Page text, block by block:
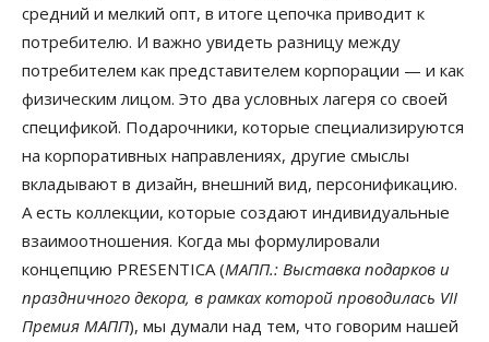
средний и мелкий опт, в итоге цепочка приводит к
потребителю. И важно увидеть разницу между
потребителем как представителем корпорации — и как
физическим лицом. Это два условных лагеря со своей
спецификой. Подарочники, которые специализируются
на корпоративных направлениях, другие смыслы
вкладывают в дизайн, внешний вид, персонификацию.
А есть коллекции, которые создают индивидуальные
взаимоотношения. Когда мы формулировали
концепцию PRESENTICA (МАПП.: Выставка подарков и
праздничного декора, в рамках которой проводилась VII
Премия МАПП), мы думали над тем, что говорим нашей